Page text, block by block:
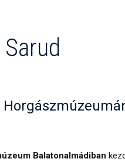
Balatonalmádiban